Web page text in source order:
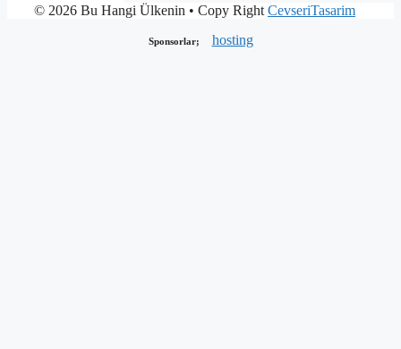
© 2026 Bu Hangi Ülkenin • Copy Right CevseriTasarim
Sponsorlar; hosting